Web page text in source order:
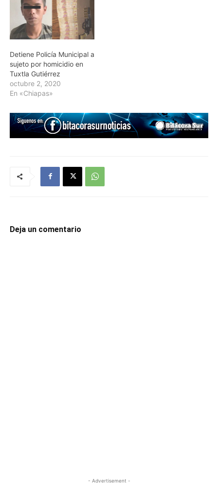
Detiene Policía Municipal a
sujeto por homicidio en
Tuxtla Gutiérrez
octubre 2, 2020
En «Chiapas»
Deja un comentario
- Advertisement -